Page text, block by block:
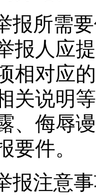
报所需
报人应
相对应
关说明
、侮辱
要件。
报注意